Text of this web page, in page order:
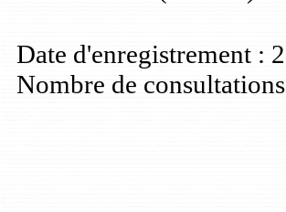
Date d'enregistrement :
Nombre de